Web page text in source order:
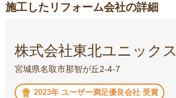
施工したリフォーム会社の詳細
株式会社東北ユニックス
宮城県名取市那智が丘2-4-7
2023年 ユーザー満足優良会社 受賞